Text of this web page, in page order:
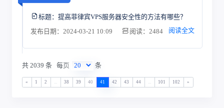
标题： 提高菲律宾VPS服务器安全性的方法有哪些？
发布日期：2024-03-21 10:09
阅读：2484 阅读全文
共 2039 条 每页 条
« 1 2 38 39 40 41 42 43 44 101 102 »